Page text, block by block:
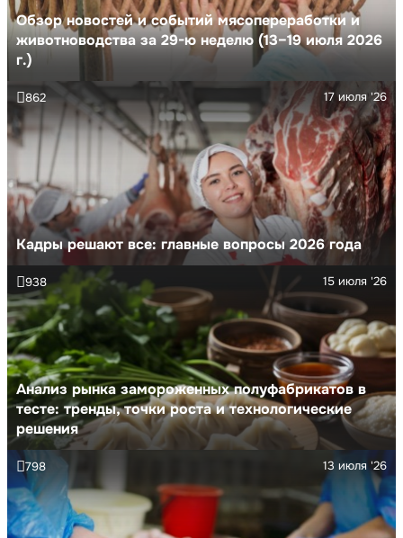
Обзор новостей и событий мясопереработки и
животноводства за 29-ю неделю (13–19 июля 2026
г.)
Кадры решают все: главные вопросы 2026 года
17 июля '26
862
Анализ рынка замороженных полуфабрикатов в
тесте: тренды, точки роста и технологические
решения
15 июля '26
938
13 июля '26
798